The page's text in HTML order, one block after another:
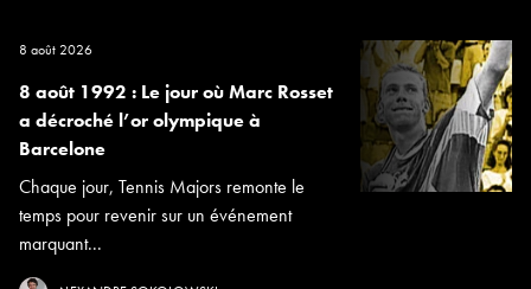
8 août 2026
8 août 1992 : Le jour où Marc Rosset
a décroché l’or olympique à
Barcelone
Chaque jour, Tennis Majors remonte le
temps pour revenir sur un événement
marquant...